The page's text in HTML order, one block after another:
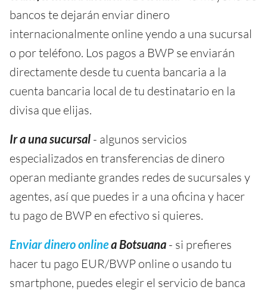
bancos te dejarán enviar dinero
internacionalmente online yendo a una sucursal
o por teléfono. Los pagos a BWP se enviarán
directamente desde tu cuenta bancaria a la
cuenta bancaria local de tu destinatario en la
divisa que elijas.
Ir a una sucursal - algunos servicios
especializados en transferencias de dinero
operan mediante grandes redes de sucursales y
agentes, así que puedes ir a una oficina y hacer
tu pago de BWP en efectivo si quieres.
Enviar dinero onlinea Botsuana - si prefieres
hacer tu pago EUR/BWP online o usando tu
smartphone, puedes elegir el servicio de banca